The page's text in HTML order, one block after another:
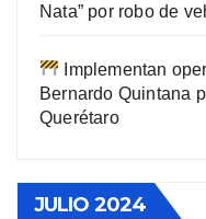
Nata” por robo de
Implementan
Bernardo Quintana
Querétaro
JULIO 2024